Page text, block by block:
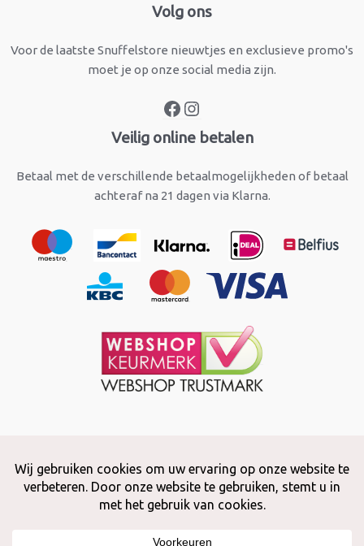
Volg ons
Voor de laatste Snuffelstore nieuwtjes en exclusieve promo's
moet je op onze social media zijn.
Veilig online betalen
Betaal met de verschillende betaalmogelijkheden of betaal
achteraf na 21 dagen via Klarna.
Copyright © 2026 Snuffelstore
Adax BV - 0032 (0)50 66 56 51 -info@snuffelstore.be